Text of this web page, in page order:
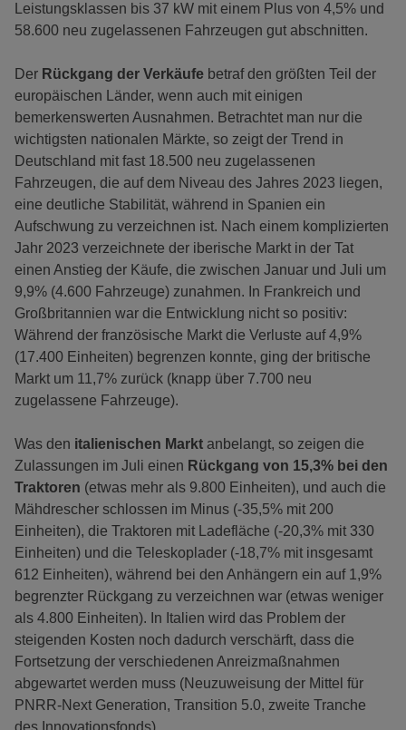
Leistungsklassen bis 37 kW mit einem Plus von 4,5% und
58.600 neu zugelassenen Fahrzeugen gut abschnitten.
Der Rückgang der Verkäufe betraf den größten Teil der
europäischen Länder, wenn auch mit einigen
bemerkenswerten Ausnahmen. Betrachtet man nur die
wichtigsten nationalen Märkte, so zeigt der Trend in
Deutschland mit fast 18.500 neu zugelassenen
Fahrzeugen, die auf dem Niveau des Jahres 2023 liegen,
eine deutliche Stabilität, während in Spanien ein
Aufschwung zu verzeichnen ist. Nach einem komplizierten
Jahr 2023 verzeichnete der iberische Markt in der Tat
einen Anstieg der Käufe, die zwischen Januar und Juli um
9,9% (4.600 Fahrzeuge) zunahmen. In Frankreich und
Großbritannien war die Entwicklung nicht so positiv:
Während der französische Markt die Verluste auf 4,9%
(17.400 Einheiten) begrenzen konnte, ging der britische
Markt um 11,7% zurück (knapp über 7.700 neu
zugelassene Fahrzeuge).
Was den italienischen Markt anbelangt, so zeigen die
Zulassungen im Juli einen Rückgang von 15,3% bei den
Traktoren (etwas mehr als 9.800 Einheiten), und auch die
Mähdrescher schlossen im Minus (-35,5% mit 200
Einheiten), die Traktoren mit Ladefläche (-20,3% mit 330
Einheiten) und die Teleskoplader (-18,7% mit insgesamt
612 Einheiten), während bei den Anhängern ein auf 1,9%
begrenzter Rückgang zu verzeichnen war (etwas weniger
als 4.800 Einheiten). In Italien wird das Problem der
steigenden Kosten noch dadurch verschärft, dass die
Fortsetzung der verschiedenen Anreizmaßnahmen
abgewartet werden muss (Neuzuweisung der Mittel für
PNRR-Next Generation, Transition 5.0, zweite Tranche